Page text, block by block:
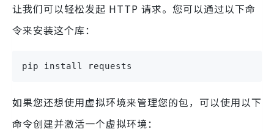
让我们可以轻松发起 HTTP 请求。您可以通过以下命
令来安装这个库：
pip install requests
如果您还想使用虚拟环境来管理您的包，可以使用以下
命令创建并激活一个虚拟环境：